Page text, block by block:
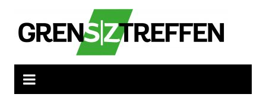
Inhalt
springen